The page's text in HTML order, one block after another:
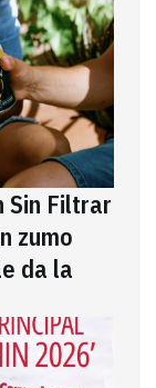
Sin Filtrar
zumo
da la